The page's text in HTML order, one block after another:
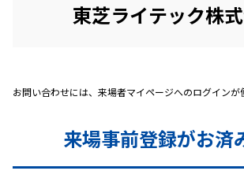
東芝ライテック株
お問い合わせには、来場者マイページへのログインが
来場事前登録がお済